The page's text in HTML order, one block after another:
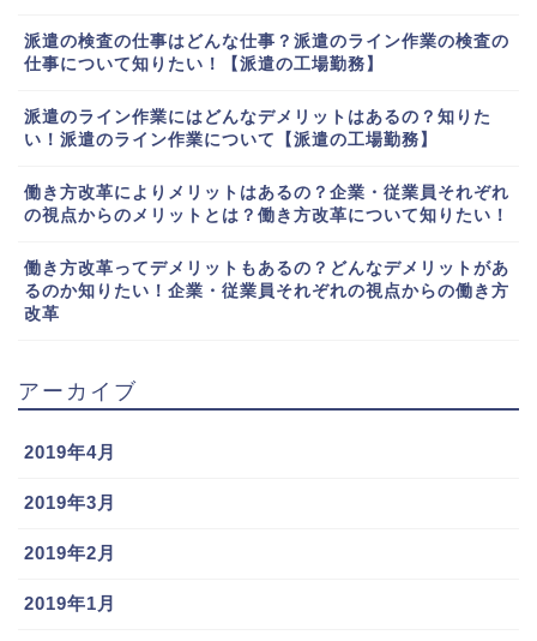
派遣の検査の仕事はどんな仕事？派遣のライン作業の検査の
仕事について知りたい！【派遣の工場勤務】
派遣のライン作業にはどんなデメリットはあるの？知りた
い！派遣のライン作業について【派遣の工場勤務】
働き方改革によりメリットはあるの？企業・従業員それぞれ
の視点からのメリットとは？働き方改革について知りたい！
働き方改革ってデメリットもあるの？どんなデメリットがあ
るのか知りたい！企業・従業員それぞれの視点からの働き方
改革
アーカイブ
2019年4月
2019年3月
2019年2月
2019年1月